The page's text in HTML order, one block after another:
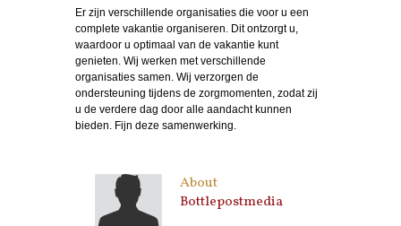
Er zijn verschillende organisaties die voor u een
complete vakantie organiseren. Dit ontzorgt u,
waardoor u optimaal van de vakantie kunt
genieten. Wij werken met verschillende
organisaties samen. Wij verzorgen de
ondersteuning tijdens de zorgmomenten, zodat zij
u de verdere dag door alle aandacht kunnen
bieden. Fijn deze samenwerking.
About
Bottlepostmedia